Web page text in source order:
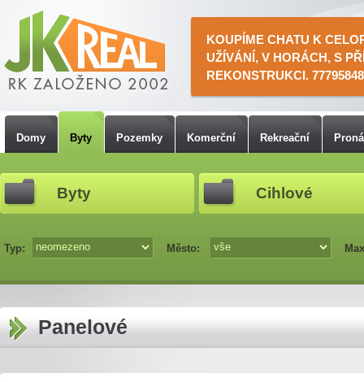
KOUPÍME CHATU K
UŽÍVÁNÍ, V HORÁCH, S
REKONSTRUKCI.
Domy Byty Pozemky Komerční Rekreační
Byty Cihlové
Typ: Město:
Panelové